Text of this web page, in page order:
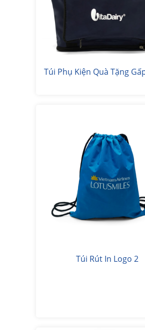
Túi Phụ Kiện Quà Tặng
Túi Rút In Logo 2